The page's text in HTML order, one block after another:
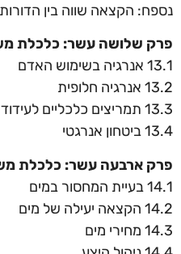
נספח: הקצאה שווה בין
פרק שלושה עשר: כלכלת
13.1 אנרגיה בשימוש האדם
13.2 אנרגיה חלופית
13.3 תמריצים כלכליים לעידוד ייצור אנרגיות מתחדשות
13.4 ביטחון אנרגטי
פרק ארבעה עשר: כלכלת
14.1 בעיית המחסור במים
14.2 הקצאה יעילה של מים
14.3 מחירי מים